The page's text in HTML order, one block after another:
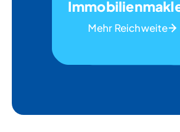
Mehr Reichweite